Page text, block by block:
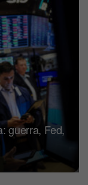
guerra, Fed,